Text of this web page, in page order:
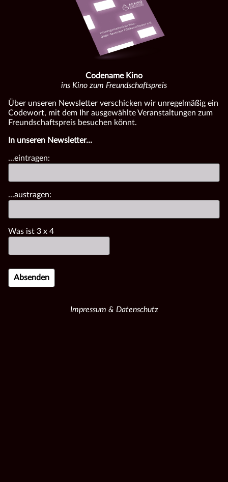
Codename Kino
ins Kino zum Freundschaftspreis
Über unseren Newsletter verschicken wir unregelmäßig ein
Codewort, mit dem Ihr ausgewählte Veranstaltungen zum
Freundschaftspreis besuchen könnt.
In unseren Newsletter...
...eintragen:
...austragen:
Was ist 3 x 4
Impressum & Datenschutz